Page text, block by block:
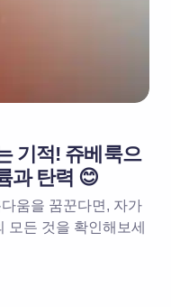
기적! 쥬베룩으
과 탄력 😊
움을 꿈꾼다면, 자가
모든 것을 확인해보세